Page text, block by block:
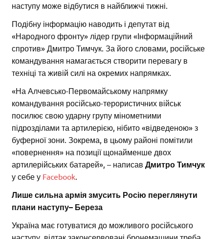
наступу може відбутися в найближчі тижні.
Подібну інформацію наводить і депутат від
«Народного фронту» лідер групи «Інформаційний
спротив» Дмитро Тимчук. За його словами, російське
командування намагається створити перевагу в
техніці та живій силі на окремих напрямках.
«На Алчевсько-Первомайському напрямку
командування російсько-терористичних військ
посилює свою ударну групу мінометними
підрозділами та артилерією, нібито «відведеною» з
буферної зони. Зокрема, в цьому районі помітили
«повернення» на позиції щонайменше двох
артилерійських батарей», – написав Дмитро Тимчук
у себе у Facebook.
Лише сильна армія змусить Росію переглянути
плани наступу– Береза
Україна має готуватися до можливого російського